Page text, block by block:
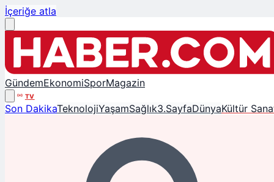
İçeriğe atla
GündemEkonomiSporMagazin
TV
Son DakikaTeknolojiYaşamSağlık3.SayfaDünyaKültür